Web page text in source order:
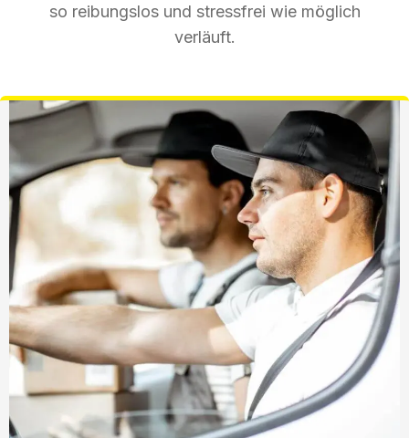
so reibungslos und stressfrei wie möglich
verläuft.